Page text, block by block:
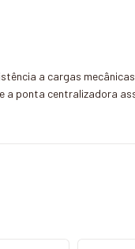
a cargas
a ponta centralizadora